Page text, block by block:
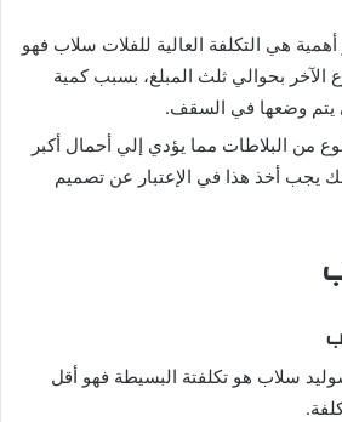
أهمية هي التكلفة العالية للفلات سلاب فهو
الآخر بحوالي ثلث المبلغ، بسبب كمية
يتم وضعها في السقف.
من البلاطات مما يؤدي إلي أحمال أكبر
يجب أخذ هذا في الإعتبار عن تصميم
سلاب هو تكلفتة البسيطة فهو أقل